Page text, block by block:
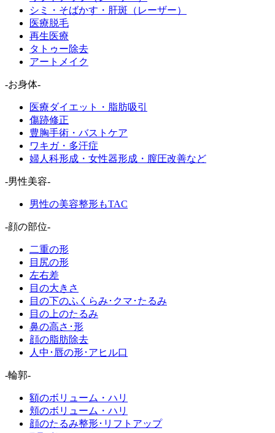
シミ・そばかす・肝斑（レーザー）
医療脱毛
再生医療
タトゥー除去
アートメイク
-お身体-
医療ダイエット・脂肪吸引
傷跡修正
豊胸手術・バストケア
ワキガ・多汗症
婦人科形成・女性器形成・膣圧改善など
-男性美容-
男性の美容整形もTAC
-顔の部位-
二重の形
目尻の形
左右差
目の大きさ
目の下のふくらみ･クマ･たるみ
目の上のたるみ
鼻の高さ･形
顔の脂肪除去
人中･唇の形･アヒル口
-輪郭-
額のボリューム・ハリ
頬のボリューム・ハリ
顔のたるみ整形･リフトアップ